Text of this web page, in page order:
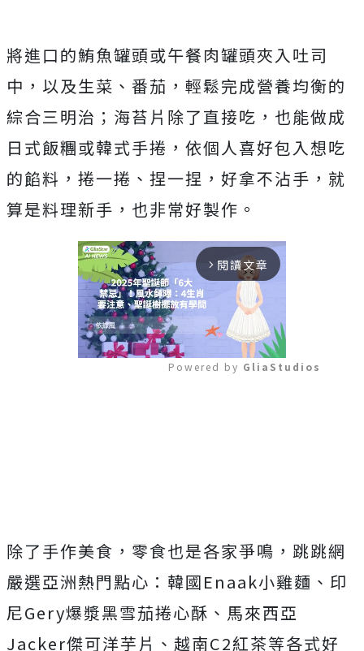
將進口的鮪魚罐頭或午餐肉罐頭夾入吐司
中，以及生菜、番茄，輕鬆完成營養均衡的
綜合三明治；海苔片除了直接吃，也能做成
日式飯糰或韓式手捲，依個人喜好包入想吃
的餡料，捲一捲、捏一捏，好拿不沾手，就
算是料理新手，也非常好製作。
arrow_forward_ios 閱讀文章
Powered by GliaStudios
除了手作美食，零食也是各家爭鳴，跳跳網
嚴選亞洲熱門點心：韓國Enaak小雞麵、印
尼Gery爆漿黑雪茄捲心酥、馬來西亞
Jacker傑可洋芋片、越南C2紅茶等各式好